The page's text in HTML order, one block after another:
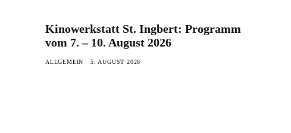
Kinowerkstatt St. Ingbert: Programm
vom 7. – 10. August 2026
ALLGEMEIN 5. AUGUST 2026